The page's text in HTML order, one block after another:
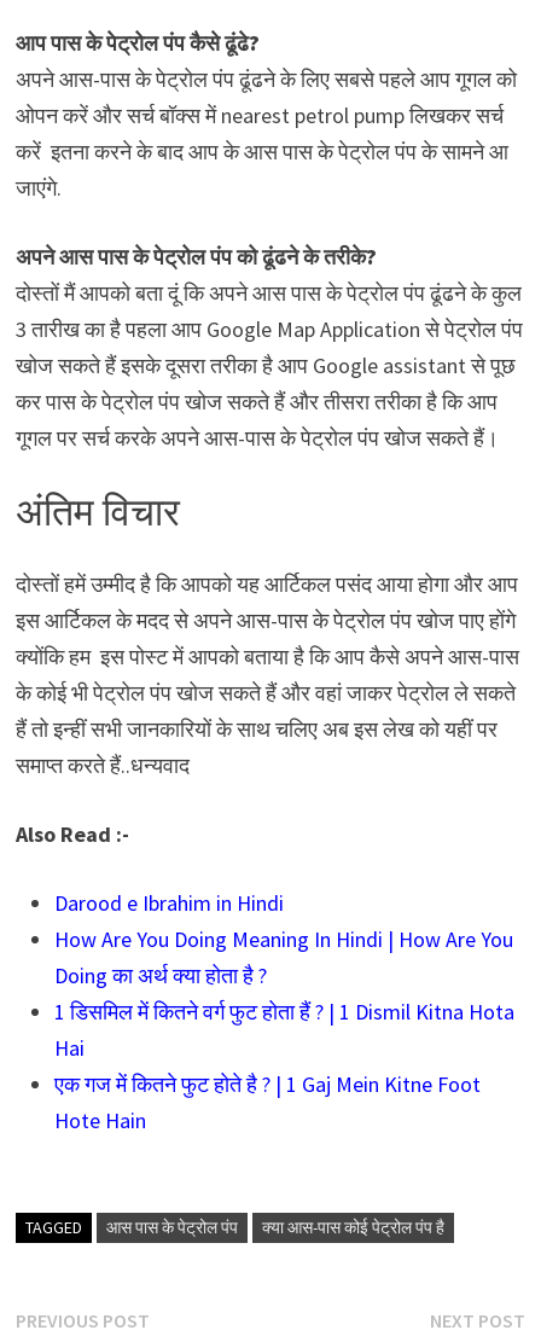
आप पास के पेट्रोल पंप कैसे ढूंढे?
अपने आस-पास के पेट्रोल पंप ढूंढने के लिए सबसे पहले आप गूगल को
ओपन करें और सर्च बॉक्स में nearest petrol pump लिखकर सर्च
करें इतना करने के बाद आप के आस पास के पेट्रोल पंप के सामने आ
जाएंगे.
अपने आस पास के पेट्रोल पंप को ढूंढने के तरीके?
दोस्तों मैं आपको बता दूं कि अपने आस पास के पेट्रोल पंप ढूंढने के कुल
3 तारीख का है पहला आप Google Map Application से पेट्रोल पंप
खोज सकते हैं इसके दूसरा तरीका है आप Google assistant से पूछ
कर पास के पेट्रोल पंप खोज सकते हैं और तीसरा तरीका है कि आप
गूगल पर सर्च करके अपने आस-पास के पेट्रोल पंप खोज सकते हैं।
अंतिम विचार
दोस्तों हमें उम्मीद है कि आपको यह आर्टिकल पसंद आया होगा और आप
इस आर्टिकल के मदद से अपने आस-पास के पेट्रोल पंप खोज पाए होंगे
क्योंकि हम इस पोस्ट में आपको बताया है कि आप कैसे अपने आस-पास
के कोई भी पेट्रोल पंप खोज सकते हैं और वहां जाकर पेट्रोल ले सकते
हैं तो इन्हीं सभी जानकारियों के साथ चलिए अब इस लेख को यहीं पर
समाप्त करते हैं..धन्यवाद
Also Read :-
Darood e Ibrahim in Hindi
How Are You Doing Meaning In Hindi | How Are You
Doing का अर्थ क्या होता है ?
1 डिसमिल में कितने वर्ग फुट होता हैं ? | 1 Dismil Kitna Hota
Hai
एक गज में कितने फुट होते है ? | 1 Gaj Mein Kitne Foot
Hote Hain
TAGGED आस पास के पेट्रोल पंप क्या आस-पास कोई पेट्रोल पंप है
Post
PREVIOUS POSTPrevious NEXT POST